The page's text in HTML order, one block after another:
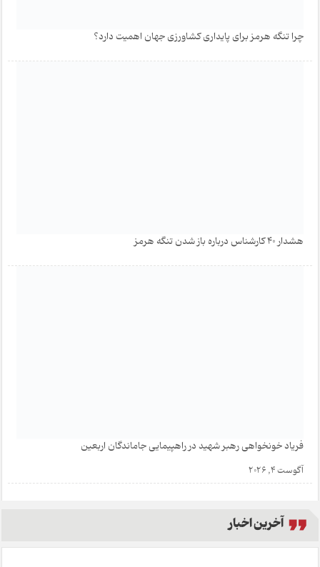
چرا تنگه هرمز برای پایداری کشاورزی جهان اهمیت دارد؟
هشدار 40 کارشناس درباره باز شدن تنگه هرمز
فریاد خونخواهی رهبر شهید در راهپیمایی جاماندگان اربعین
آگوست 4, 2026
آخرین اخبار